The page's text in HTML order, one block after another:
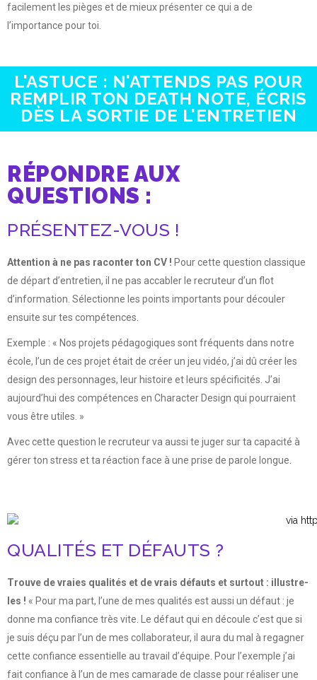
facilement les pièges et de mieux présenter ce qui a de
l’importance pour toi.
L'ASTUCE : N'ATTENDS PAS POUR
REMPLIR TON DEATH NOTE, ÉCRIS
DÈS LA SORTIE DE L'ENTRETIEN
RÉPONDRE AUX
QUESTIONS :
PRÉSENTEZ-VOUS !
Attention à ne pas raconter ton CV ! Pour cette question classique
de départ d’entretien, il ne pas accabler le recruteur d’un flot
d’information. Sélectionne les points importants pour découler
ensuite sur tes compétences.
Exemple : « Nos projets pédagogiques sont fréquents dans notre
école, l’un de ces projet était de créer un jeu vidéo, j’ai dû créer les
design des personnages, leur histoire et leurs spécificités. J’ai
aujourd’hui des compétences en Character Design qui pourraient
vous être utiles. »
Avec cette question le recruteur va aussi te juger sur ta capacité à
gérer ton stress et ta réaction face à une prise de parole longue.
QUALITÉS ET DÉFAUTS ?
Trouve de vraies qualités et de vrais défauts et surtout : illustre-
les ! « Pour ma part, l’une de mes qualités est aussi un défaut : je
donne ma confiance très vite. Le défaut qui en découle c’est que si
je suis déçu par l’un de mes collaborateur, il aura du mal à regagner
cette confiance essentielle au travail d’équipe. Pour l’exemple j’ai
fait confiance à l’un de mes camarade de classe pour réaliser une